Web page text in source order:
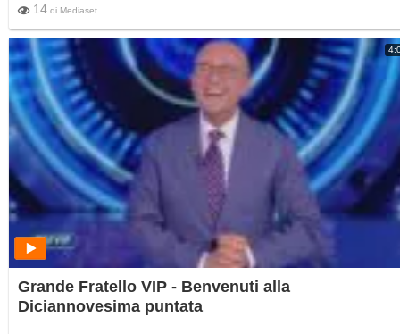
14 di Mediaset
Grande Fratello VIP - Benvenuti alla
Diciannovesima puntata